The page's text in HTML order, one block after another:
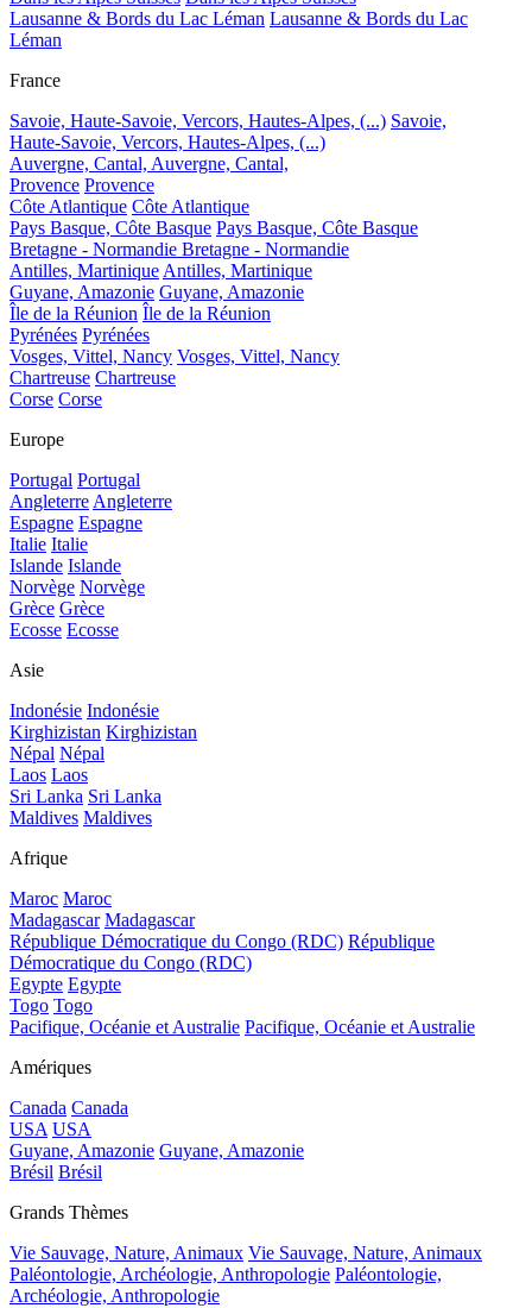
Lausanne & Bords du Lac Léman Lausanne & Bords du Lac
Léman
France
Savoie, Haute-Savoie, Vercors, Hautes-Alpes, (...) Savoie,
Haute-Savoie, Vercors, Hautes-Alpes, (...)
Auvergne, Cantal, Auvergne, Cantal,
Provence Provence
Côte Atlantique Côte Atlantique
Pays Basque, Côte Basque Pays Basque, Côte Basque
Bretagne - Normandie Bretagne - Normandie
Antilles, Martinique Antilles, Martinique
Guyane, Amazonie Guyane, Amazonie
Île de la Réunion Île de la Réunion
Pyrénées Pyrénées
Vosges, Vittel, Nancy Vosges, Vittel, Nancy
Chartreuse Chartreuse
Corse Corse
Europe
Portugal Portugal
Angleterre Angleterre
Espagne Espagne
Italie Italie
Islande Islande
Norvège Norvège
Grèce Grèce
Ecosse Ecosse
Asie
Indonésie Indonésie
Kirghizistan Kirghizistan
Népal Népal
Laos Laos
Sri Lanka Sri Lanka
Maldives Maldives
Afrique
Maroc Maroc
Madagascar Madagascar
République Démocratique du Congo (RDC) République
Démocratique du Congo (RDC)
Egypte Egypte
Togo Togo
Pacifique, Océanie et Australie Pacifique, Océanie et Australie
Amériques
Canada Canada
USA USA
Guyane, Amazonie Guyane, Amazonie
Brésil Brésil
Grands Thèmes
Vie Sauvage, Nature, Animaux Vie Sauvage, Nature, Animaux
Paléontologie, Archéologie, Anthropologie Paléontologie,
Archéologie, Anthropologie